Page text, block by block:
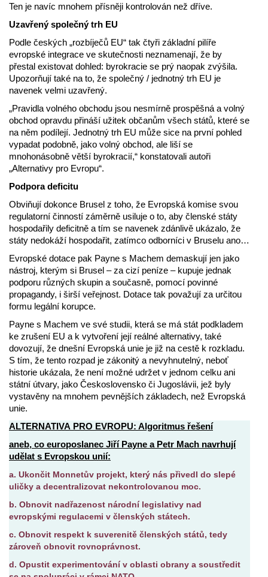
Ten je navíc mnohem přísněji kontrolován než dříve.
Uzavřený společný trh EU
Podle českých „rozbíječů EU“ tak čtyři základní pilíře
evropské integrace ve skutečnosti neznamenají, že by
přestal existovat dohled: byrokracie se prý naopak zvýšila.
Upozorňují také na to, že společný / jednotný trh EU je
navenek velmi uzavřený.
„Pravidla volného obchodu jsou nesmírně prospěšná a volný
obchod opravdu přináší užitek občanům všech států, které se
na něm podílejí. Jednotný trh EU může sice na první pohled
vypadat podobně, jako volný obchod, ale liší se
mnohonásobně větší byrokracií,“ konstatovali autoři
„Alternativy pro Evropu“.
Podpora deficitu
Obviňují dokonce Brusel z toho, že Evropská komise svou
regulatorní činností záměrně usiluje o to, aby členské státy
hospodařily deficitně a tím se navenek zdánlivě ukázalo, že
státy nedokáží hospodařit, zatímco odborníci v Bruselu ano…
Evropské dotace pak Payne s Machem demaskují jen jako
nástroj, kterým si Brusel – za cizí peníze – kupuje jednak
podporu různých skupin a současně, pomocí povinné
propagandy, i širší veřejnost. Dotace tak považují za určitou
formu legální korupce.
Payne s Machem ve své studii, která se má stát podkladem
ke zrušení EU a k vytvoření její reálné alternativy, také
dovozují, že dnešní Evropská unie je již na cestě k rozkladu.
S tím, že tento rozpad je zákonitý a nevyhnutelný, neboť
historie ukázala, že není možné udržet v jednom celku ani
státní útvary, jako Československo či Jugoslávii, jež byly
vystavěny na mnohem pevnějších základech, než Evropská
unie.
ALTERNATIVA PRO EVROPU: Algoritmus řešení
aneb, co europoslanec Jiří Payne a Petr Mach navrhují
udělat s Evropskou unií:
a. Ukončit Monnetův projekt, který nás přivedl do slepé
uličky a decentralizovat nekontrolovanou moc.
b. Obnovit nadřazenost národní legislativy nad
evropskými regulacemi v členských státech.
c. Obnovit respekt k suverenitě členských států, tedy
zároveň obnovit rovnoprávnost.
d. Opustit experimentování v oblasti obrany a soustředit